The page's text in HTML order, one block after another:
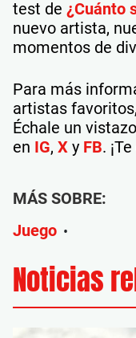
test de ¿Cuánto
nuevo artista,
momentos de
Para más
artistas
Échale un
en IG, X y FB.
MÁS SOBRE:
Juego •
Noticias